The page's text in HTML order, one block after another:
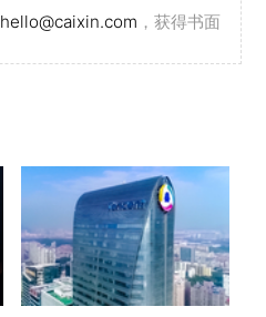
hello@caixin.com ，获得书面